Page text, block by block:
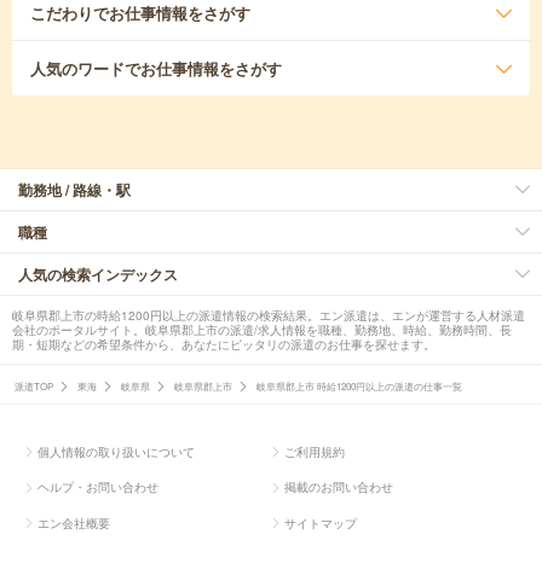
こだわりでお仕事情報をさがす
人気のワードでお仕事情報をさがす
勤務地 / 路線・駅
職種
人気の検索インデックス
岐阜県郡上市の時給1200円以上の派遣情報の検索結果。エン派遣は、エンが運営する人材派遣
会社のポータルサイト。岐阜県郡上市の派遣/求人情報を職種、勤務地、時給、勤務時間、長
期・短期などの希望条件から、あなたにピッタリの派遣のお仕事を探せます。
派遣TOP 東海 岐阜県 岐阜県郡上市 岐阜県郡上市 時給1200円以上の派遣の仕事一覧
個人情報の取り扱いについて ご利用規約
ヘルプ・お問い合わせ 掲載のお問い合わせ
エン会社概要 サイトマップ